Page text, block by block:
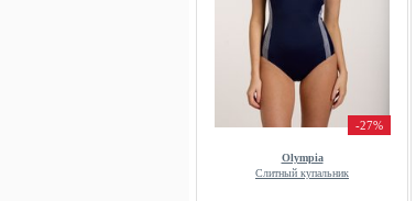
-27%
Olympia
Слитный купальник